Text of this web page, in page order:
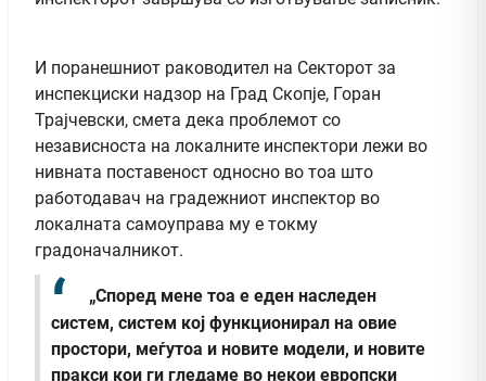
И поранешниот раководител на Секторот за
инспекциски надзор на Град Скопје, Горан
Трајчевски, смета дека проблемот со
независноста на локалните инспектори лежи во
нивната поставеност односно во тоа што
работодавач на градежниот инспектор во
локалната самоуправа му е токму
градоначалникот.
„Според мене тоа е еден наследен
систем, систем кој функционирал на овие
простори, меѓутоа и новите модели, и новите
пракси кои ги гледаме во некои европски